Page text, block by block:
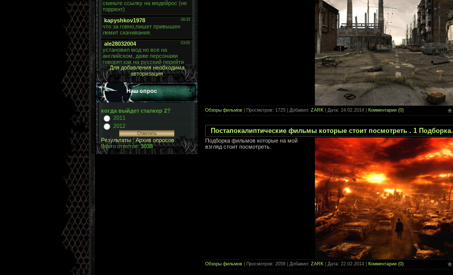
Для добавления необходима
авторизация
Наш опрос
когда выйдет сталкер 2?
2011
2012
Результаты|Архив опросов
Всего ответов:3038
Обзоры фильмов | Просмотров: 1725 | Добавил: ZARK | Дата: 24.02.2014 Комментарии (0)
Постапокалиптические фильмы которые стоит посмотреть . 1 Подборка.
Подборка фильмов которые на мой
взгляд стоит посмотреть.
Обзоры фильмов | Просмотров: 2058 | Добавил: ZARK | Дата: 22.02.2014 Комментарии (0)